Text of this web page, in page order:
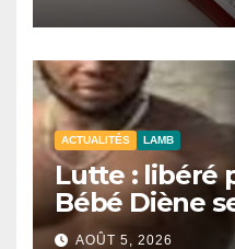
ACTUALITÉS LAMB
Lutte : libéré
Bébé Diène
d’un combat
AOÛT 5, 2026